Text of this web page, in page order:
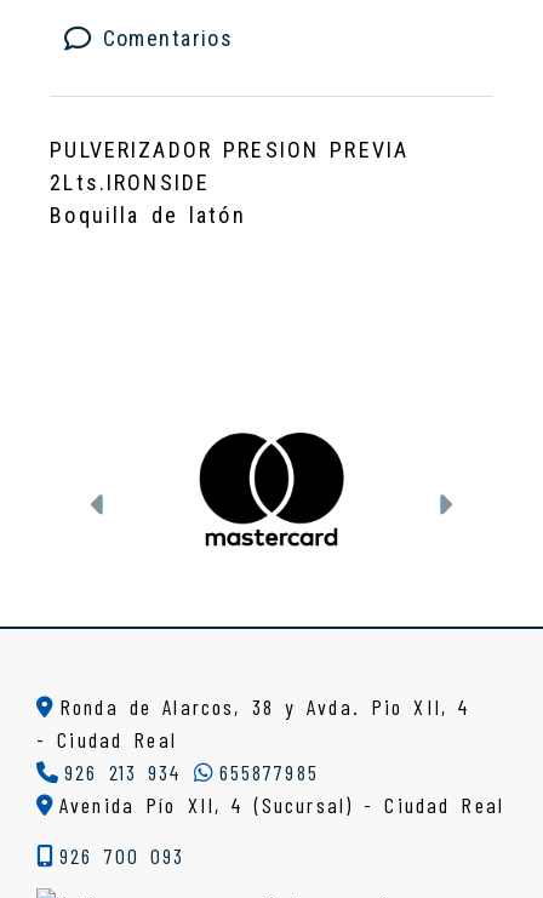
Comentarios
PULVERIZADOR PRESION PREVIA
2Lts.IRONSIDE
Boquilla de latón
Anterior
Ronda de Alarcos, 38 y Avda. Pio XII, 4
-Ciudad Real
926 213 934
655877985
Avenida Pío XII, 4 (Sucursal) - Ciudad Real
926 700 093